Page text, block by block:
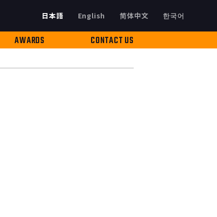
日本語 한국어
English 简体中文
AWARDS CONTACT US